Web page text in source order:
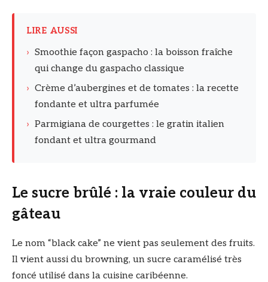
LIRE AUSSI
› Smoothie façon gaspacho : la boisson fraîche
qui change du gaspacho classique
› Crème d’aubergines et de tomates : la recette
fondante et ultra parfumée
› Parmigiana de courgettes : le gratin italien
fondant et ultra gourmand
Le sucre brûlé : la vraie couleur du
gâteau
Le nom “black cake” ne vient pas seulement des fruits.
Il vient aussi du browning, un sucre caramélisé très
foncé utilisé dans la cuisine caribéenne.